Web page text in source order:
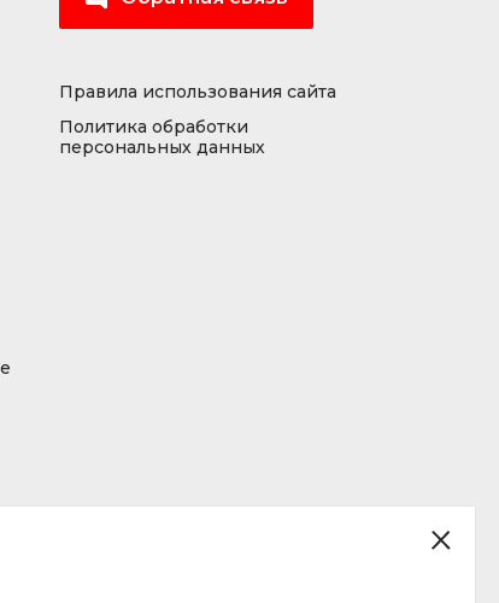
Правила использования сайта
Политика обработки
персональных данных